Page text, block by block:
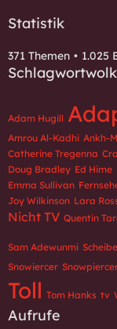
Statistik
371 Themen 1.025
Adam Hugill
Amrou Al-Kadhi Ankh-
Catherine Tregenna
Doug Bradley Ed Hime
Emma Sullivan
Joy Wilkinson Lara
Nicht TV Quentin
Sam Adewunmi
Snowiercer
Toll Tom Hanks tv
Aufrufe